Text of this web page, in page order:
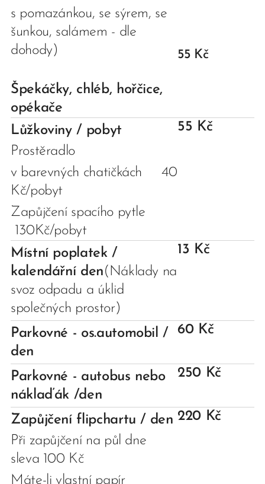
s pomazánkou, se sýrem, se
šunkou, salámem - dle
dohody)
Špekáčky, chléb, hořčice,
opékače
55 Kč
Lůžkoviny / pobyt
Prostěradlo
v barevných chatičkách 40
Kč/pobyt
Zapůjčení spacího pytle
130Kč/pobyt
55 Kč
Místní poplatek /
kalendářní den(Náklady na
svoz odpadu a úklid
společných prostor)
13 Kč
Parkovné - os.automobil /
den
60 Kč
Parkovné - autobus nebo
náklaďák /den
250 Kč
Zapůjčení flipchartu / den
Při zapůjčení na půl dne
sleva 100 Kč
Máte-li vlastní papír
220 Kč